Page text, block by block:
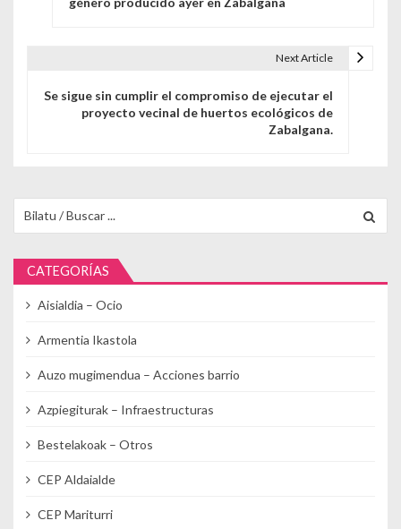
Next Article
Se sigue sin cumplir el compromiso de ejecutar el
proyecto vecinal de huertos ecológicos de
Zabalgana.
CATEGORÍAS
Aisialdia – Ocio
Armentia Ikastola
Auzo mugimendua – Acciones barrio
Azpiegiturak – Infraestructuras
Bestelakoak – Otros
CEP Aldaialde
CEP Mariturri